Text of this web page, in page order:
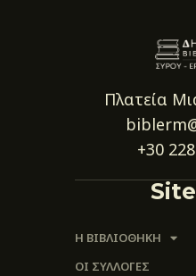
Πλατεία
+30
Η ΒΙΒΛΙΟΘΗΚΗ
ΟΙ ΣΥΛΛΟΓΈΣ